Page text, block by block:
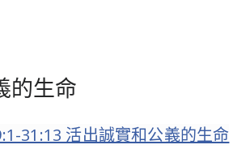
的生命
31:13 活出誠實和公義的生命